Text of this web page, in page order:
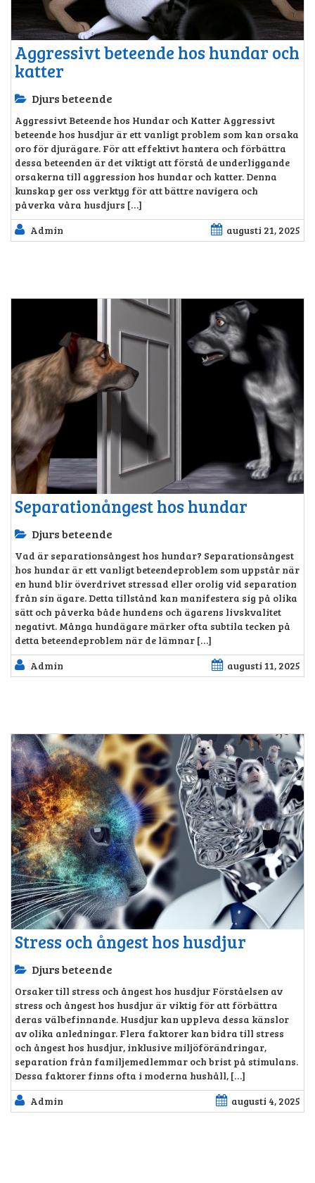
Aggressivt beteende hos hundar och
katter
Djurs beteende
Aggressivt Beteende hos Hundar och Katter Aggressivt
beteende hos husdjur är ett vanligt problem som kan orsaka
oro för djurägare. För att effektivt hantera och förbättra
dessa beteenden är det viktigt att förstå de underliggande
orsakerna till aggression hos hundar och katter. Denna
kunskap ger oss verktyg för att bättre navigera och
påverka våra husdjurs […]
Admin
augusti 21, 2025
Separationångest hos hundar
Djurs beteende
Vad är separationsångest hos hundar? Separationsångest
hos hundar är ett vanligt beteendeproblem som uppstår när
en hund blir överdrivet stressad eller orolig vid separation
från sin ägare. Detta tillstånd kan manifestera sig på olika
sätt och påverka både hundens och ägarens livskvalitet
negativt. Många hundägare märker ofta subtila tecken på
detta beteendeproblem när de lämnar […]
Admin
augusti 11, 2025
Stress och ångest hos husdjur
Djurs beteende
Orsaker till stress och ångest hos husdjur Förståelsen av
stress och ångest hos husdjur är viktig för att förbättra
deras välbefinnande. Husdjur kan uppleva dessa känslor
av olika anledningar. Flera faktorer kan bidra till stress
och ångest hos husdjur, inklusive miljöförändringar,
separation från familjemedlemmar och brist på stimulans.
Dessa faktorer finns ofta i moderna hushåll, […]
Admin
augusti 4, 2025